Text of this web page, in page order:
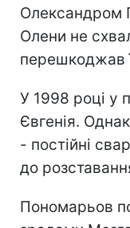
Олександром
Олени не
перешкоджав
У 1998 році у
Євгенія.
- постійні
до
Пономарьов